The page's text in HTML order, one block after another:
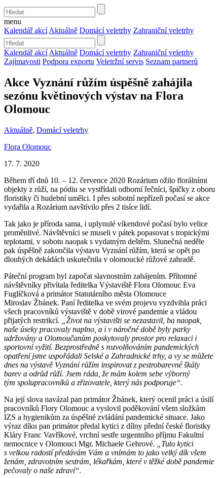
menu
Kalendář akcí Aktuálně Domácí veletrhy Zahraniční veletrhy
Kalendář akcí Aktuálně Domácí veletrhy Zahraniční veletrhy
Zajímavosti Podpora exportu Veletržní servis Seznam partnerů
Akce Vyznání růžím úspěšně zahájila
sezónu květinových výstav na Flora
Olomouc
Aktuálně, Domácí veletrhy
Flora Olomouc
17. 7. 2020
Během tří dnů 10. – 12. července 2020 Rozárium ožilo florálními
objekty z růží, na pódiu se vystřídali odborní řečníci, špičky z oboru
floristiky či hudební umělci. I přes sobotní nepřízeň počasí se akce
vydařila a Rozárium navštívilo přes 2 tisíce lidí.
Tak jako je příroda sama, i uplynulé víkendové počasí bylo velice
proměnlivé. Návštěvníci se museli v pátek popasovat s tropickými
teplotami, v sobotu naopak s vydatným deštěm. Slunečná neděle
pak úspěšně zakončila výstavu Vyznání růžím, která se opět po
dlouhých dekádách uskutečnila v olomoucké růžové zahradě.
Páteční program byl započat slavnostním zahájením. Přítomné
návštěvníky přivítala ředitelka Výstaviště Flora Olomouc Eva
Fuglíčková a primátor Statutárního města Olomouce
Miroslav Žbánek. Paní ředitelka ve svém projevu vyzdvihla práci
všech pracovníků výstaviště v době virové pandemie a vládou
přijatých restrikcí.
„Život na výstavišti se nezastavil, ba naopak,
naše úseky pracovaly naplno, a i v náročné době byly parky
udržovány a Olomoučanům poskytovaly prostor pro relaxaci i
sportovní vyžití. Bezprostředně s rozvolňováním pandemických
opatření jsme uspořádali Selské a Zahradnické trhy, a vy se můžete
dnes na výstavě Vyznání růžím inspirovat z pestrobarevné škály
barev a odrůd růží. Jsem ráda, že mám kolem sebe výborný
tým spolupracovníků a zřizovatele, který nás podporuje“.
Na její slova navázal pan primátor Žbánek, který ocenil práci a úsilí
pracovníků Flory Olomouc a vyslovil poděkování všem složkám
IZS a hygienikům za úspěšné zvládání pandemické situace. Jako
výraz díku pan primátor předal kytici z dílny přední české floristky
Kláry Franc Vavříkové, vrchní sestře urgentního příjmu Fakultní
nemocnice v Olomouci Mgr. Michaele Gehrové.
„Tuto kytici
s velkou radostí předávám Vám a vnímám to jako velký dík všem
ženám, zdravotním sestrám, lékařkám, které v těžké době pandemie
pečovaly o naše zdraví“.